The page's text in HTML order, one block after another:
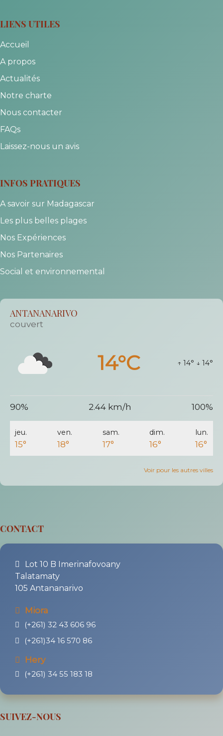
LIENS UTILES
Accueil
A propos
Actualités
Notre charte
Nous contacter
FAQs
Laissez-nous un avis
INFOS PRATIQUES
A savoir sur Madagascar
Les plus belles plages
Nos Expériences
Nos Partenaires
Social et environnemental
ANTANANARIVO
couvert
14°C ↑ 14° ↓ 14°
90% 2.44 km/h 100%
jeu.
15°
ven.
18°
sam.
17°
dim.
16°
lun.
16°
Voir pour les autres villes
CONTACT
Lot 10 B Imerinafovoany
Talatamaty
105 Antananarivo
Miora
(+261) 32 43 606 96
(+261)34 16 570 86
Hery
(+261) 34 55 183 18
SUIVEZ-NOUS